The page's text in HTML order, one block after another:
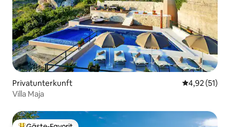
Privatunterkunft
4,92 (51)
Villa Maja